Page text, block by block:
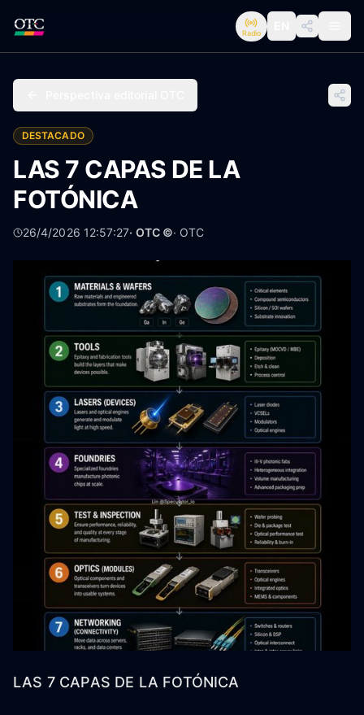
Radio
DESTACADO
LAS 7 CAPAS DE LA
FOTÓNICA
26/4/2026 12:57:27· OTC ©· OTC
LAS 7 CAPAS DE LA FOTÓNICA